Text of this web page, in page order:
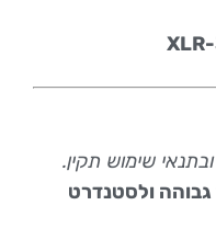
שימוש תקין.
גבוהה ולסטנדרט